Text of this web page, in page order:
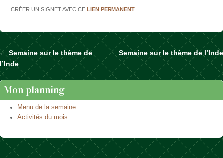
CRÉER UN SIGNET AVEC CELIEN PERMANENT
Naviguer dans les articles
← Semaine sur le thème de
l’Inde
Semaine sur le thème de l’Inde
→
Mon planning
Menu de la semaine
Activités du mois